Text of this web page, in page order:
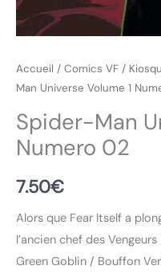
Accueil / Comics VF /
Man Universe Volume 1
Spider-Man
Numero 02
7.50€
Alors que Fear Itself a
l’ancien chef des
Green Goblin / Bouffon